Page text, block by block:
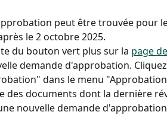
peut être trouvée pour
le 2 octobre 2025.
du bouton vert plus sur la page
demande d'approbation.
dans le menu
des documents dont la dernière
nouvelle demande